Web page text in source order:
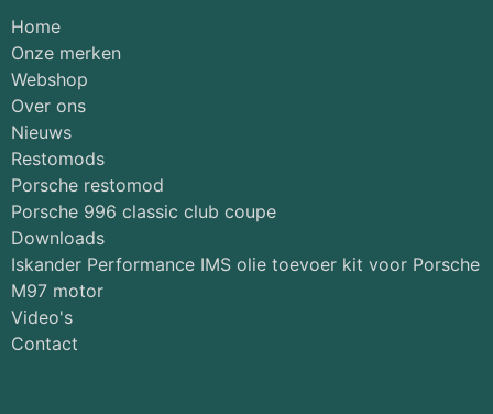
Home
Onze merken
Webshop
Over ons
Nieuws
Restomods
Porsche restomod
Porsche 996 classic club coupe
Downloads
Iskander Performance IMS olie toevoer kit voor Porsche
M97 motor
Video's
Contact